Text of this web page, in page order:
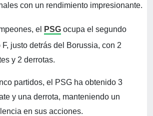
con un rendimiento impresionante.
el PSG ocupa el segundo
F, justo detrás del Borussia, con 2
y 2 derrotas.
partidos, el PSG ha obtenido 3
y una derrota, manteniendo un
en sus acciones.